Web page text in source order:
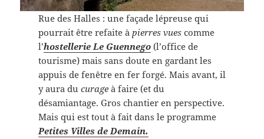
Rue des Halles : une façade lépreuse qui
pourrait être refaite à pierres vuescomme
l’hostellerie Le Guennego(l’office de
tourisme) mais sans doute en gardant les
appuis de fenêtre en fer forgé. Mais avant, il
y aura du curageà faire (et du
désamiantage. Gros chantier en perspective.
Mais qui est tout à fait dans le programme
Petites Villes de Demain.